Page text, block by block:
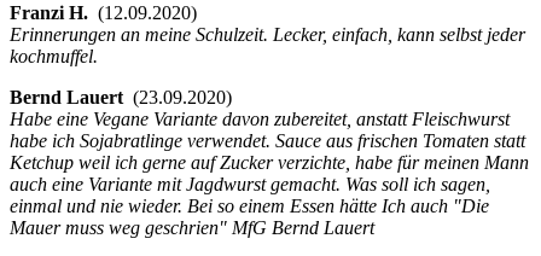
Franzi H. (12.09.2020)
Erinnerungen an meine Schulzeit. Lecker, einfach, kann selbst jeder
kochmuffel.
Bernd Lauert (23.09.2020)
Habe eine Vegane Variante davon zubereitet, anstatt Fleischwurst
habe ich Sojabratlinge verwendet. Sauce aus frischen Tomaten statt
Ketchup weil ich gerne auf Zucker verzichte, habe für meinen Mann
auch eine Variante mit Jagdwurst gemacht. Was soll ich sagen,
einmal und nie wieder. Bei so einem Essen hätte Ich auch "Die
Mauer muss weg geschrien" MfG Bernd Lauert